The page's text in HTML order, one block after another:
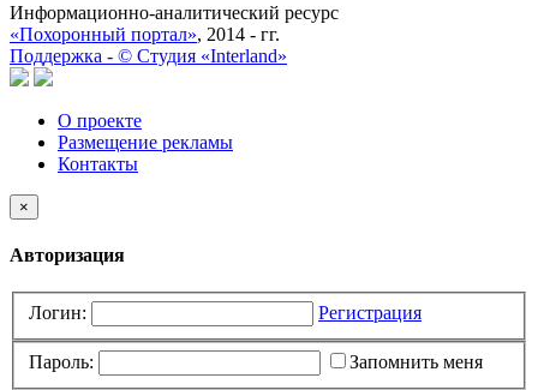
Информационно-аналитический ресурс
«Похоронный портал», 2014 - гг.
Поддержка - © Cтудия «Interland»
О проекте
Размещение рекламы
Контакты
×
Авторизация
Логин: Регистрация
Пароль: Запомнить меня